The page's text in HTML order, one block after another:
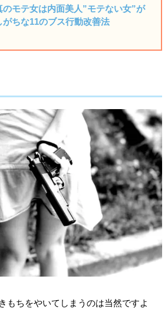
のモテ女は内面美人”モテない女”が
がちな11のブス行動改善法
もちをやいてしまうのは当然ですよ